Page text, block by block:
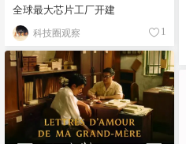
全球最大芯片工厂开建
科技圈观察 1